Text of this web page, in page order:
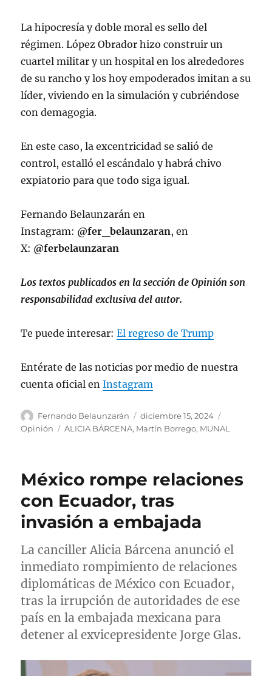
La hipocresía y doble moral es sello del
régimen. López Obrador hizo construir un
cuartel militar y un hospital en los alrededores
de su rancho y los hoy empoderados imitan a su
líder, viviendo en la simulación y cubriéndose
con demagogia.
En este caso, la excentricidad se salió de
control, estalló el escándalo y habrá chivo
expiatorio para que todo siga igual.
Fernando Belaunzarán en
Instagram: @fer_belaunzaran, en
X: @ferbelaunzaran
Los textos publicados en la sección de Opinión son
responsabilidad exclusiva del autor.
Te puede interesar:El regreso de Trump
Entérate de las noticias por medio de nuestra
cuenta oficial enInstagram
A
u
Fernando Belaunzarán
P
u
c
d
o
e
diciembre 15, 2024
a
o
Opinión
E
u
t
a
s
ALICIA BÁRCENA, Martín Borrego, MUNAL
México rompe relaciones
con Ecuador, tras
invasión a embajada
La canciller Alicia Bárcena anunció el
inmediato rompimiento de relaciones
diplomáticas de México con Ecuador,
tras la irrupción de autoridades de ese
país en la embajada mexicana para
detener al exvicepresidente Jorge Glas.